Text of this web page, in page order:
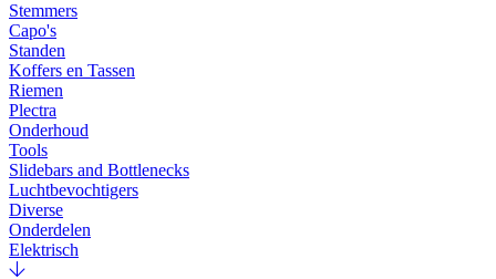
Stemmers
Capo's
Standen
Koffers en Tassen
Riemen
Plectra
Onderhoud
Tools
Slidebars and Bottlenecks
Luchtbevochtigers
Diverse
Onderdelen
Elektrisch